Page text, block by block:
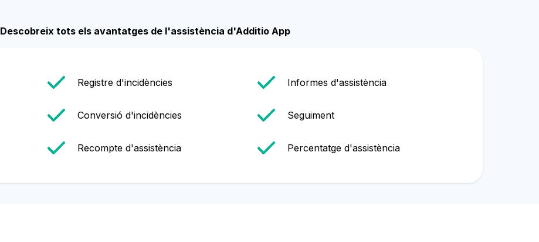
Descobreix tots els avantatges de l'assistència d'Additio App
Registre d'incidències Informes d'assistència
Conversió d'incidències Seguiment
Recompte d'assistència Percentatge d'assistència